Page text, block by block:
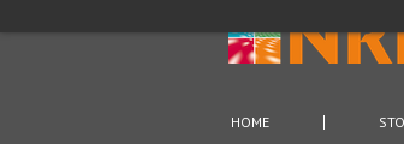
HOME